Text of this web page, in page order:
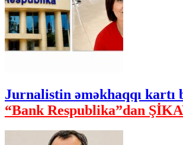
Jurnalistin əməkhaqqı kartı
“Bank Respublika”dan